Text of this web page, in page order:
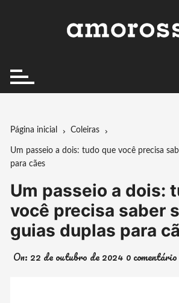
Página inicial Coleiras
Um passeio a dois: tudo que você precisa
para cães
Um passeio a dois:
você precisa saber
guias duplas para
On: 22 de outubro de 2024 0 comentário